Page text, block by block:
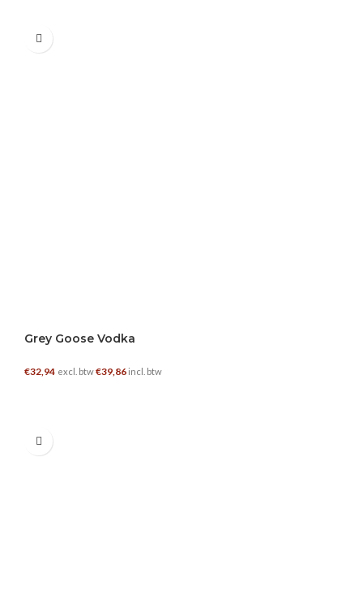
0.7 L
Grey Goose Vodka
€32,94 excl. btw€39,86 incl. btw
0.7 L